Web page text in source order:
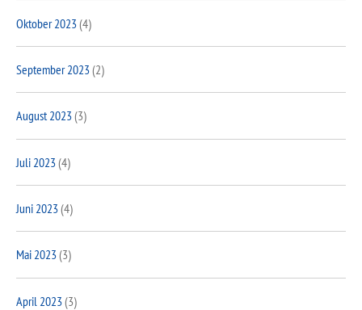
Oktober 2023(4)
September 2023(2)
August 2023(3)
Juli 2023(4)
Juni 2023(4)
Mai 2023(3)
April 2023(3)